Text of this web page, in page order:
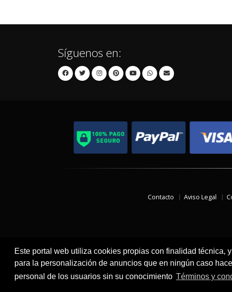
Este portal web utiliza cookies propias con finalidad técnica,
para la personalización de anuncios que en ningún caso
personal de los usuarios sin su conocimiento Términos y
Síguenos en:
Contacto Aviso Legal